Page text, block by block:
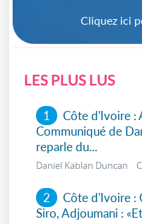
Cliquez ici
LES PLUS LUS
1
Côte d'Ivoire :
Communiqué de
reparle du...
Daniel Kablan Duncan
2 Côte d'Ivoire :
Siro, Adjoumani :